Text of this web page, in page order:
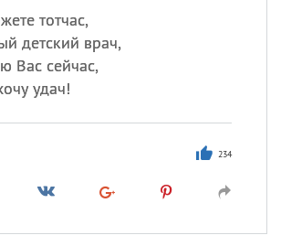
тотчас,
детский врач,
Вас сейчас,
удач!
234